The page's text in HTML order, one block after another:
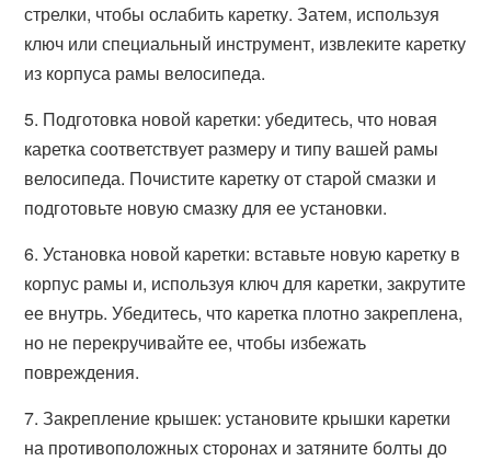
стрелки, чтобы ослабить каретку. Затем, используя
ключ или специальный инструмент, извлеките каретку
из корпуса рамы велосипеда.
5. Подготовка новой каретки: убедитесь, что новая
каретка соответствует размеру и типу вашей рамы
велосипеда. Почистите каретку от старой смазки и
подготовьте новую смазку для ее установки.
6. Установка новой каретки: вставьте новую каретку в
корпус рамы и, используя ключ для каретки, закрутите
ее внутрь. Убедитесь, что каретка плотно закреплена,
но не перекручивайте ее, чтобы избежать
повреждения.
7. Закрепление крышек: установите крышки каретки
на противоположных сторонах и затяните болты до